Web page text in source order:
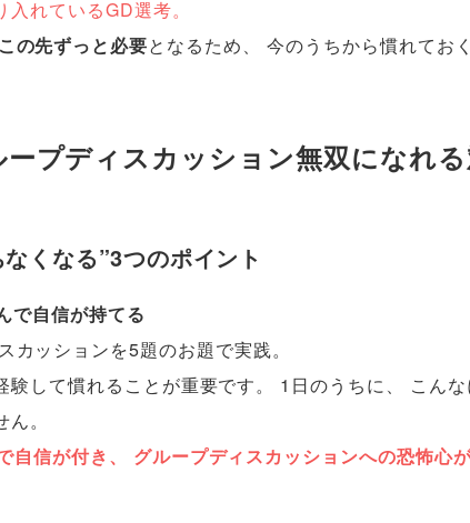
入れているGD選考。
この先ずっと必要となるため、
今のうちから慣れてお
プディスカッション無双になれる
くなる”3つのポイント
で自信が持てる
カッションを5題のお題で実践。
して慣れることが重要です。 1日のうちに、
こん
ん。
自信が付き、
グループディスカッションへの恐怖心